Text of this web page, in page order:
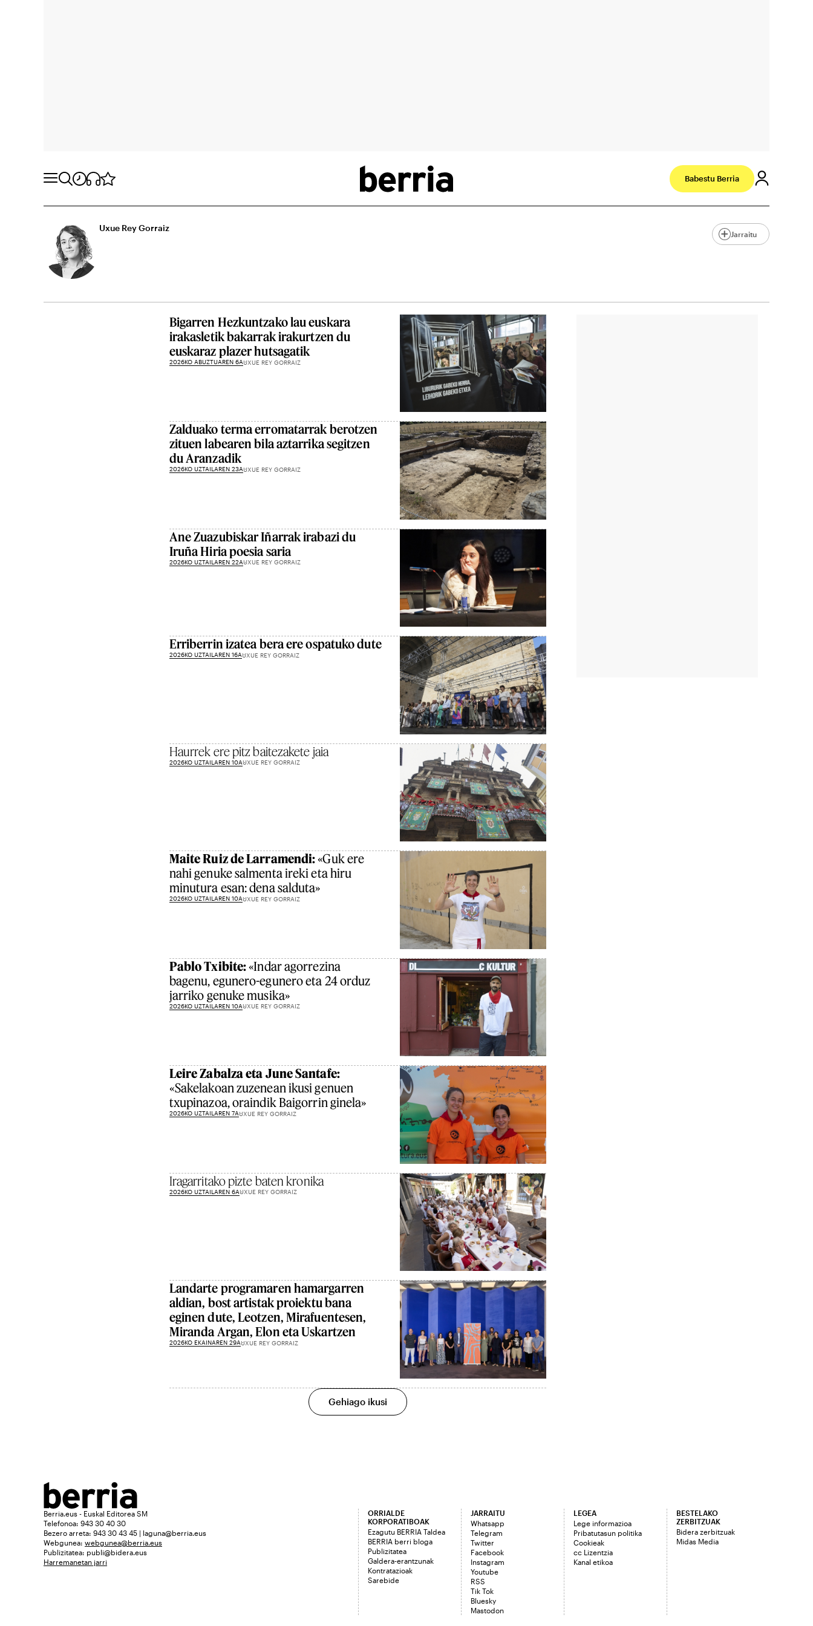
Babestu Berria
Uxue Rey Gorraiz
Jarraitu
Bigarren Hezkuntzako lau euskara
irakasletik bakarrak irakurtzen du
euskaraz plazer hutsagatik
2026KO ABUZTUAREN 6AUXUE REY GORRAIZ
Zalduako terma erromatarrak berotzen
zituen labearen bila aztarrika segitzen
du Aranzadik
2026KO UZTAILAREN 23AUXUE REY GORRAIZ
Ane Zuazubiskar Iñarrak irabazi du
Iruña Hiria poesia saria
2026KO UZTAILAREN 22AUXUE REY GORRAIZ
Erriberrin izatea bera ere ospatuko dute
2026KO UZTAILAREN 16AUXUE REY GORRAIZ
Haurrek ere pitz baitezakete jaia
2026KO UZTAILAREN 10AUXUE REY GORRAIZ
Maite Ruiz de Larramendi:«Guk ere
nahi genuke salmenta ireki eta hiru
minutura esan: dena salduta»
2026KO UZTAILAREN 10AUXUE REY GORRAIZ
Pablo Txibite:«Indar agorrezina
bagenu, egunero-egunero eta 24 orduz
jarriko genuke musika»
2026KO UZTAILAREN 10AUXUE REY GORRAIZ
Leire Zabalza eta June Santafe:
«Sakelakoan zuzenean ikusi genuen
txupinazoa, oraindik Baigorrin ginela»
2026KO UZTAILAREN 7AUXUE REY GORRAIZ
Iragarritako pizte baten kronika
2026KO UZTAILAREN 6AUXUE REY GORRAIZ
Landarte programaren hamargarren
aldian, bost artistak proiektu bana
eginen dute, Leotzen, Mirafuentesen,
Miranda Argan, Elon eta Uskartzen
2026KO EKAINAREN 29AUXUE REY GORRAIZ
Gehiago ikusi
Berria.eus - Euskal Editorea SM
Telefonoa: 943 30 40 30
Bezero arreta: 943 30 43 45 | laguna@berria.eus
Webgunea: webgunea@berria.eus
Publizitatea: publi@bidera.eus
Harremanetan jarri
ORRIALDE
KORPORATIBOAK
Ezagutu BERRIA Taldea
BERRIA berri bloga
Publizitatea
Galdera-erantzunak
Kontratazioak
Sarebide
JARRAITU
Whatsapp
Telegram
Twitter
Facebook
Instagram
Youtube
RSS
Tik Tok
Bluesky
Mastodon
LEGEA
Lege informazioa
Pribatutasun politika
Cookieak
cc Lizentzia
Kanal etikoa
BESTELAKO
ZERBITZUAK
Bidera zerbitzuak
Midas Media